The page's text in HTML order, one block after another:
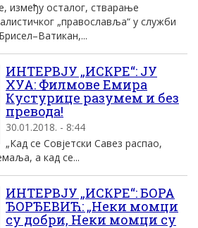
између осталог, стварање
„православља“ у служби
ИНТЕРВЈУ „ИСКРЕ“: ЈУ
ХУА: Филмове Емира
Кустурице разумем и без
превода!
30.01.2018. - 8:44
„Кад се Совјетски Савез распао,
а кад се...
ИНТЕРВЈУ „ИСКРЕ“: БОРА
ЂОРЂЕВИЋ: „Неки момци
су добри, Неки момци су